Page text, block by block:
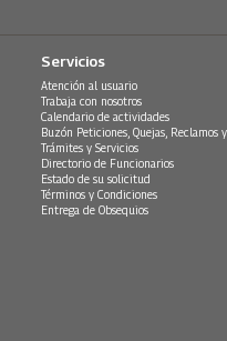
Servicios
Atención al usuario
Trabaja con nosotros
Calendario de actividades
Buzón Peticiones, Quejas, Reclamos
Trámites y Servicios
Directorio de Funcionarios
Estado de su solicitud
Términos y Condiciones
Entrega de Obsequios